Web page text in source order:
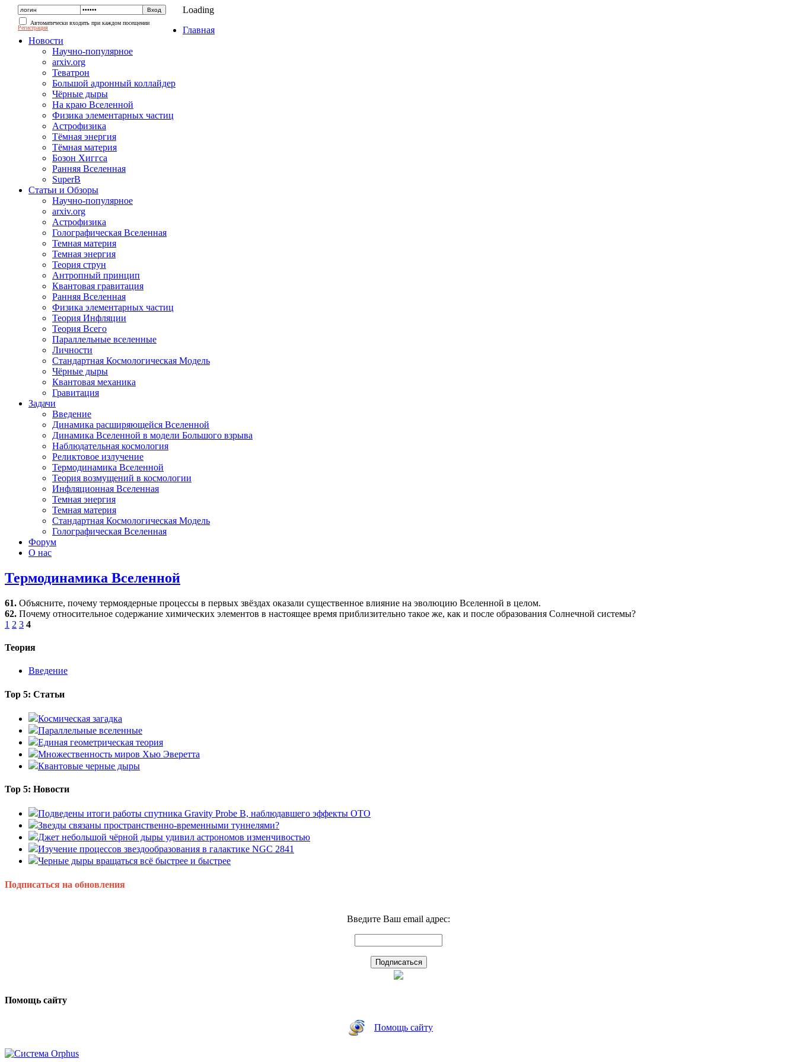
Автоматически входить при каждом посещении
Регистрация
Loading
Главная
Новости
Научно-популярное
arxiv.org
Теватрон
Большой адронный коллайдер
Чёрные дыры
На краю Вселенной
Физика элементарных частиц
Астрофизика
Тёмная энергия
Тёмная материя
Бозон Хиггса
Ранняя Вселенная
SuperB
Статьи и Обзоры
Научно-популярное
arxiv.org
Астрофизика
Голографическая Вселенная
Темная материя
Темная энергия
Теория струн
Антропный принцип
Квантовая гравитация
Ранняя Вселенная
Физика элементарных частиц
Теория Инфляции
Теория Всего
Параллельные вселенные
Личности
Стандартная Космологическая Модель
Чёрные дыры
Квантовая механика
Гравитация
Задачи
Введение
Динамика расширяющейся Вселенной
Динамика Вселенной в модели Большого взрыва
Наблюдательная космология
Реликтовое излучение
Термодинамика Вселенной
Теория возмущений в космологии
Инфляционная Вселенная
Темная энергия
Темная материя
Стандартная Космологическая Модель
Голографическая Вселенная
Форум
О нас
Термодинамика Вселенной
61. Объясните, почему термоядерные процессы в первых звёздах оказали существенное влияние на эволюцию Вселенной в целом.
62. Почему относительное содержание химических элементов в настоящее время приблизительно такое же, как и после образования Cолнечной системы?
1 2 3 4
Теория
Введение
Top 5: Статьи
Космическая загадка
Параллельные вселенные
Единая геометрическая теория
Множественность миров Хью Эверетта
Квантовые черные дыры
Top 5: Новости
Подведены итоги работы спутника Gravity Probe B, наблюдавшего эффекты ОТО
Звезды связаны пространственно-временными туннелями?
Джет небольшой чёрной дыры удивил астрономов изменчивостью
Изучение процессов звездообразования в галактике NGC 2841
Черные дыры вращаться всё быстрее и быстрее
Подписаться на обновления
Введите Ваш email адрес:
Помощь сайту
Помощь сайту